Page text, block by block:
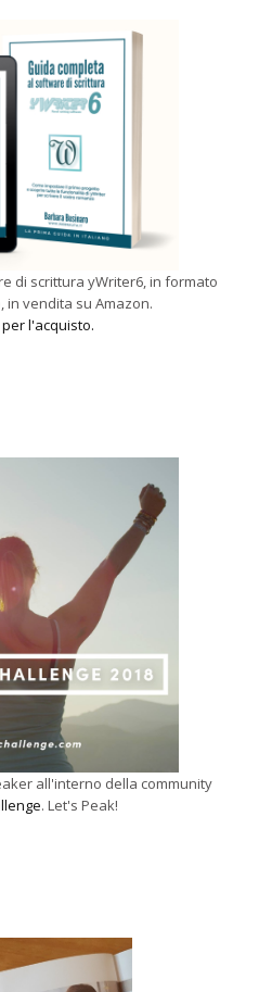
di scrittura yWriter6, in formato
in vendita su Amazon.
per l'acquisto.
all'interno della community
. Let's Peak!